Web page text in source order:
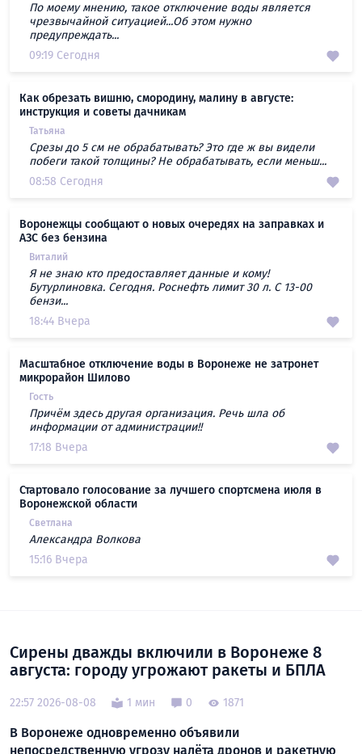
По моему мнению, такое отключение воды является
чрезвычайной ситуацией...Об этом нужно
предупреждать...
09:19 Сегодня
Как обрезать вишню, смородину, малину в августе:
инструкция и советы дачникам
Татьяна
Срезы до 5 см не обрабатывать? Это где ж вы видели
побеги такой толщины? Не обрабатывать, если меньш...
08:58 Сегодня
Воронежцы сообщают о новых очередях на заправках и
АЗС без бензина
Виталий
Я не знаю кто предоставляет данные и кому!
Бутурлиновка. Сегодня. Роснефть лимит 30 л. С 13-00
бензи...
18:44 Вчера
Масштабное отключение воды в Воронеже не затронет
микрорайон Шилово
Гость
Причём здесь другая организация. Речь шла об
информации от администрации!!
17:18 Вчера
Стартовало голосование за лучшего спортсмена июля в
Воронежской области
Светлана
Александра Волкова
15:16 Вчера
Сирены дважды включили в Воронеже 8
августа: городу угрожают ракеты и БПЛА
22:57 2026-08-08 1 мин 0 1871
В Воронеже одновременно объявили
непосредственную угрозу налёта дронов и ракетную